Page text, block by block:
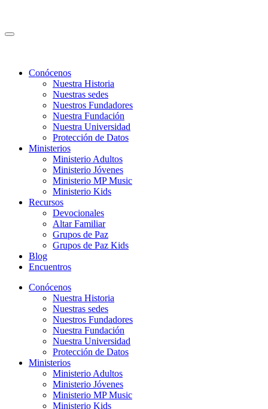
Conócenos
Nuestra Historia
Nuestras sedes
Nuestros Fundadores
Nuestra Fundación
Nuestra Universidad
Protección de Datos
Ministerios
Ministerio Adultos
Ministerio Jóvenes
Ministerio MP Music
Ministerio Kids
Recursos
Devocionales
Altar Familiar
Grupos de Paz
Grupos de Paz Kids
Blog
Encuentros
Conócenos
Nuestra Historia
Nuestras sedes
Nuestros Fundadores
Nuestra Fundación
Nuestra Universidad
Protección de Datos
Ministerios
Ministerio Adultos
Ministerio Jóvenes
Ministerio MP Music
Ministerio Kids